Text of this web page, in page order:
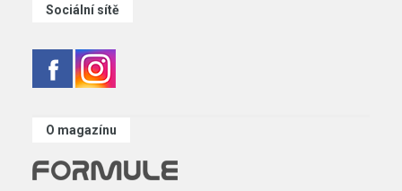
Sociální sítě
O magazínu